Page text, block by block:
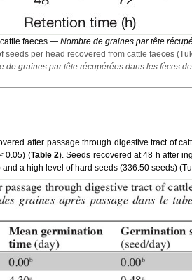
cattle faeces — Nombre de graines par tête
per head recovered from cattle faeces
graines par tête récupérées dans les fèces
after passage through digestive tract of
0.05) (Table 2). Seeds recovered at 48 h after
a high level of hard seeds (336.50 seeds)